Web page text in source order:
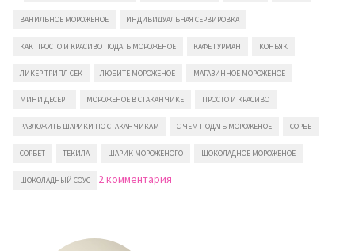
ВАНИЛЬНОЕ МОРОЖЕНОЕ ИНДИВИДУАЛЬНАЯ СЕРВИРОВКА
КАК ПРОСТО И КРАСИВО ПОДАТЬ МОРОЖЕНОЕ КАФЕ ГУРМАН КОНЬЯК
ЛИКЕР ТРИПЛ СЕК ЛЮБИТЕ МОРОЖЕНОЕ МАГАЗИННОЕ МОРОЖЕНОЕ
МИНИ ДЕСЕРТ МОРОЖЕНОЕ В СТАКАНЧИКЕ ПРОСТО И КРАСИВО
РАЗЛОЖИТЬ ШАРИКИ ПО СТАКАНЧИКАМ С ЧЕМ ПОДАТЬ МОРОЖЕНОЕ СОРБЕ
СОРБЕТ ТЕКИЛА ШАРИК МОРОЖЕНОГО ШОКОЛАДНОЕ МОРОЖЕНОЕ
ШОКОЛАДНЫЙ СОУС 2 комментарияк